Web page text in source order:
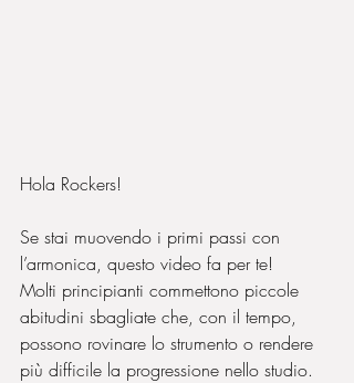
Hola Rockers!
Se stai muovendo i primi passi con
l’armonica, questo video fa per te!
Molti principianti commettono piccole
abitudini sbagliate che, con il tempo,
possono rovinare lo strumento o rendere
più difficile la progressione nello studio.